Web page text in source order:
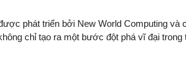
phát triển bởi New World Computing
chỉ tạo ra một bước đột phá vĩ đại